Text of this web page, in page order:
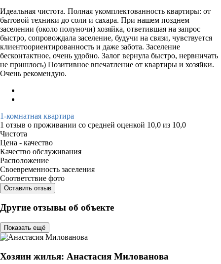
Идеальная чистота. Полная укомплектованность квартиры: от
бытовой техники до соли и сахара. При нашем позднем
заселении (около полуночи) хозяйка, ответившая на запрос
быстро, сопровождала заселение, будучи на связи, чувствуется
клиентоориентированность и даже забота. Заселение
бесконтактное, очень удобно. Залог вернула быстро, нервничать
не пришлось) Позитивное впечатление от квартиры и хозяйки.
Очень рекомендую.
1-комнатная квартира
1 отзыв о проживании со средней оценкой 10,0 из 10,0
Чистота
Цена - качество
Качество обслуживания
Расположение
Своевременность заселения
Соответствие фото
Оставить отзыв
Другие отзывы об объекте
Показать ещё
Хозяин жилья: Анастасия Милованова